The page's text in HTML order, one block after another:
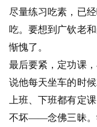
资
讯
点
僧
音
尽量练习吃素，已
吃。要想到广钦老
惭愧了。
最后要紧，定功课
说他每天坐车的时
上班、下班都有定
不坏——念佛三昧。